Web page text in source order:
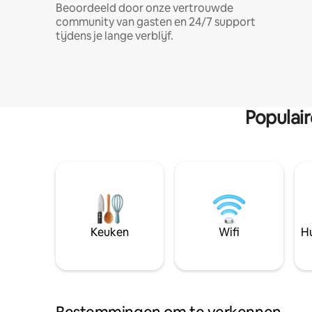
Beoordeeld door onze vertrouwde
community van gasten en 24/7 support
tijdens je lange verblijf.
Keuken Wifi